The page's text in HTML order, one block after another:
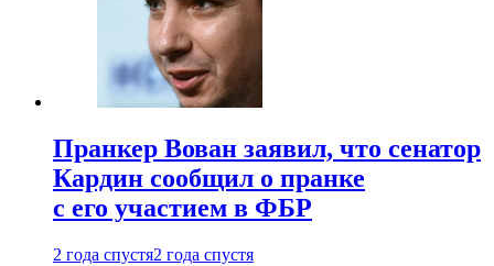
Пранкер Вован заявил, что сенатор
Кардин сообщил о пранке
с его участием в ФБР
2 года спустя2 года спустя